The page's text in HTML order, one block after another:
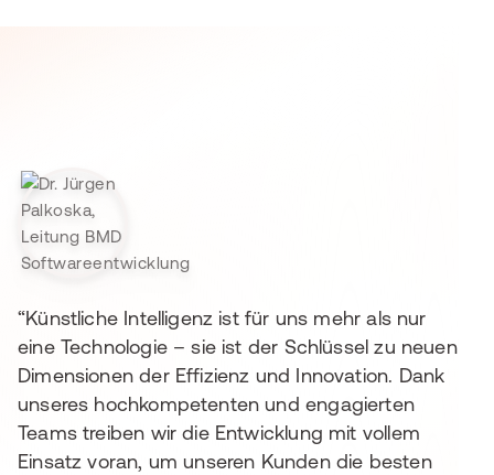
“Künstliche Intelligenz ist für uns mehr als nur
eine Technologie – sie ist der Schlüssel zu neuen
Dimensionen der Effizienz und Innovation. Dank
unseres hochkompetenten und engagierten
Teams treiben wir die Entwicklung mit vollem
Einsatz voran, um unseren Kunden die besten